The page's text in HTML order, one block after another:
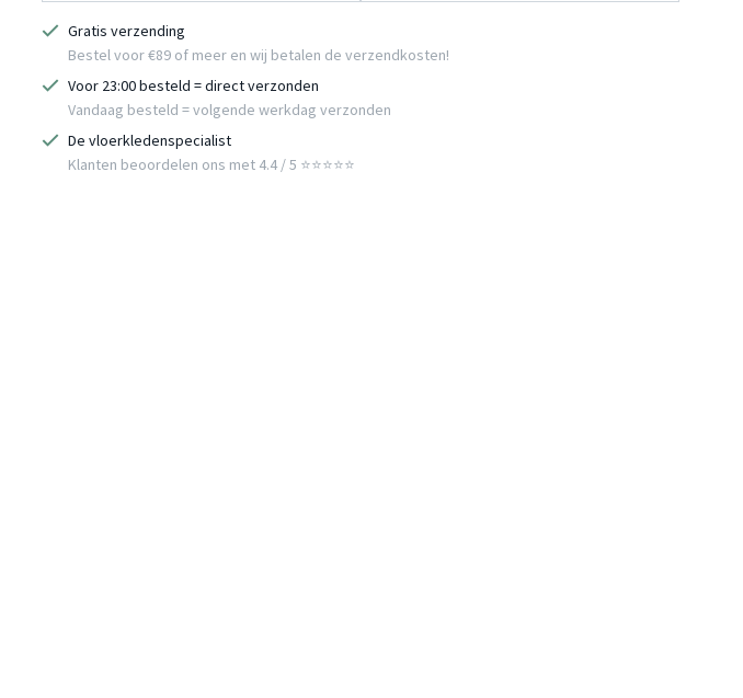
Gratis verzending
Bestel voor €89 of meer en wij betalen de verzendkosten!
Voor 23:00 besteld = direct verzonden
Vandaag besteld = volgende werkdag verzonden
De vloerkledenspecialist
Klanten beoordelen ons met 4.4 / 5 ⭐⭐⭐⭐⭐